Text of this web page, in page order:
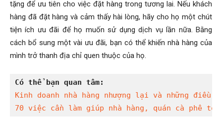
tặng để ưu tiên cho việc đặt hàng trong tương lai. Nếu khách
hàng đã đặt hàng và cảm thấy hài lòng, hãy cho họ một chút
tiện ích ưu đãi để họ muốn sử dụng dịch vụ lần nữa. Bằng
cách bổ sung một vài ưu đãi, bạn có thể khiến nhà hàng của
mình trở thanh địa chỉ quen thuộc của họ.
Có thể bạn quan tâm:
Kinh doanh nhà hàng nhượng lại và những điều
70 việc cần làm giúp nhà hàng, quán cà phê